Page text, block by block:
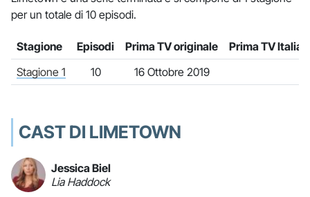
per un totale di 10 episodi.
Stagione Episodi Prima TV originale
Prima TV Italia
Stagione 1
10 16 Ottobre 2019
CAST DI LIMETOWN
Jessica Biel
Lia Haddock